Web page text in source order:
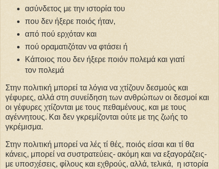
ασύνδετος με την ιστορία του
που δεν ήξερε ποιός ήταν,
από πού ερχόταν και
πού οραματιζόταν να φτάσει ή
Κάποιος που δεν ήξερε ποιόν πολεμά και γιατί
τον πολεμά
Στην πολιτική μπορεί τα λόγια να χτίζουν δεσμούς και
γέφυρες, αλλά στη συνείδηση των ανθρώπων οι δεσμοί και
οι γέφυρες χτίζονται με τους πεθαμένους, και με τους
αγέννητους. Και δεν γκρεμίζονται ούτε με της ζωής το
γκρέμισμα.
Στην πολιτική μπορεί να λές τί θές, ποιός είσαι και τί θα
κάνεις, μπορεί να συστρατεύεις- ακόμη και να εξαγοράζεις-
με υποσχέσεις, φίλους και εχθρούς, αλλά, τελικά, η ιστορία